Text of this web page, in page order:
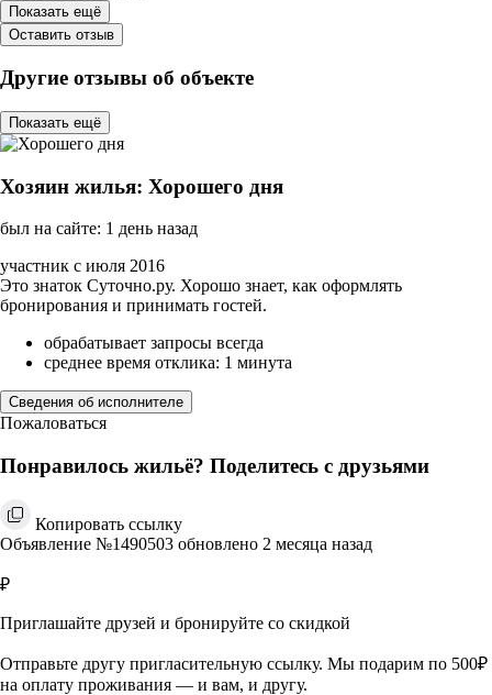
Показать ещё
Оставить отзыв
Другие отзывы об объекте
Показать ещё
Хозяин жилья: Хорошего дня
был на сайте: 1 день назад
участник с июля 2016
Это знаток Суточно.ру. Хорошо знает, как оформлять
бронирования и принимать гостей.
обрабатывает запросы всегда
среднее время отклика: 1 минута
Сведения об исполнителе
Пожаловаться
Понравилось жильё? Поделитесь с друзьями
Копировать ссылку
Объявление №1490503 обновлено 2 месяца назад
₽
Приглашайте друзей и бронируйте со скидкой
Отправьте другу пригласительную ссылку. Мы подарим по 500₽
на оплату проживания — и вам, и другу.